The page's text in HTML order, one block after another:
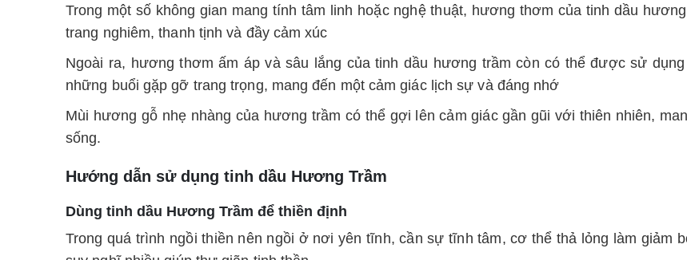
Trong một số không gian mang tính tâm linh hoặc nghệ thuật, hương thơm của tinh dầu
trang nghiêm, thanh tịnh và đầy cảm xúc
Ngoài ra, hương thơm ấm áp và sâu lắng của tinh dầu hương trầm còn có thể được sử
những buổi gặp gỡ trang trọng, mang đến một cảm giác lịch sự và đáng nhớ
Mùi hương gỗ nhẹ nhàng của hương trầm có thể gợi lên cảm giác gần gũi với thiên nhiên,
sống.
Hướng dẫn sử dụng tinh dầu Hương Trầm
Dùng tinh dầu Hương Trầm để thiền định
Trong quá trình ngồi thiền nên ngồi ở nơi yên tĩnh, cần sự tĩnh tâm, cơ thể thả lỏng làm giảm